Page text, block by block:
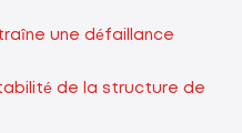
une défaillance
de la structure de